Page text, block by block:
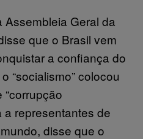
Assembleia Geral da
que o Brasil vem
a confiança do
“socialismo” colocou
a representantes de
disse que o